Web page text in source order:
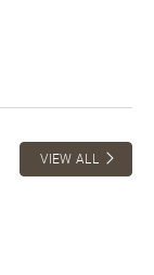
VIEW ALL